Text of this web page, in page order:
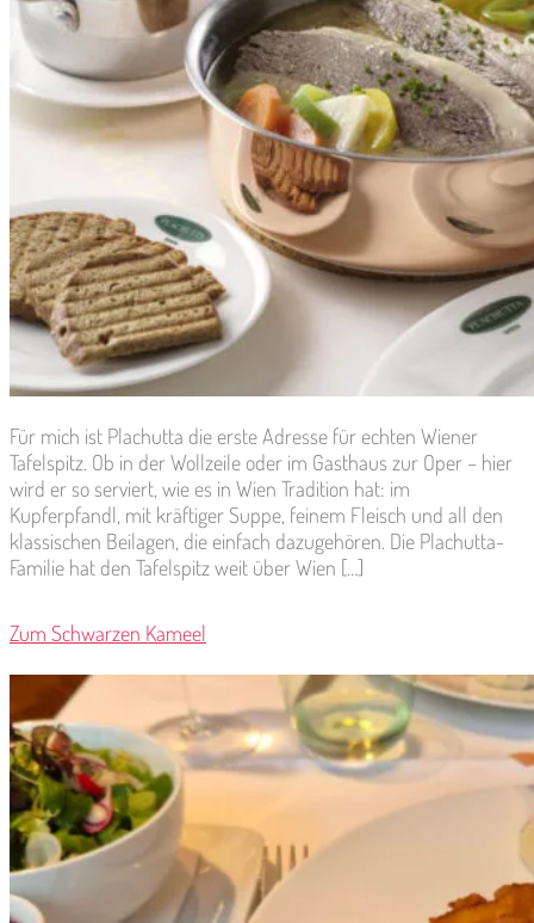
Für mich ist Plachutta die erste Adresse für echten Wiener
Tafelspitz. Ob in der Wollzeile oder im Gasthaus zur Oper – hier
wird er so serviert, wie es in Wien Tradition hat: im
Kupferpfandl, mit kräftiger Suppe, feinem Fleisch und all den
klassischen Beilagen, die einfach dazugehören. Die Plachutta-
Familie hat den Tafelspitz weit über Wien […]
Zum Schwarzen Kameel